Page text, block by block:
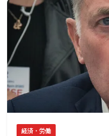
経済・労働